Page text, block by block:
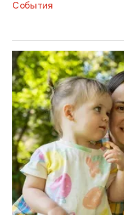
События